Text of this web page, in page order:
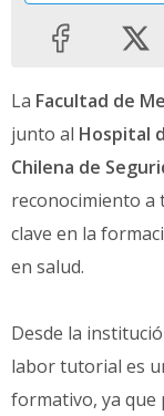
La Facultad de
junto al Hospital
Chilena de
reconocimiento a
clave en la
en salud.
Desde la
labor tutorial es
formativo, ya